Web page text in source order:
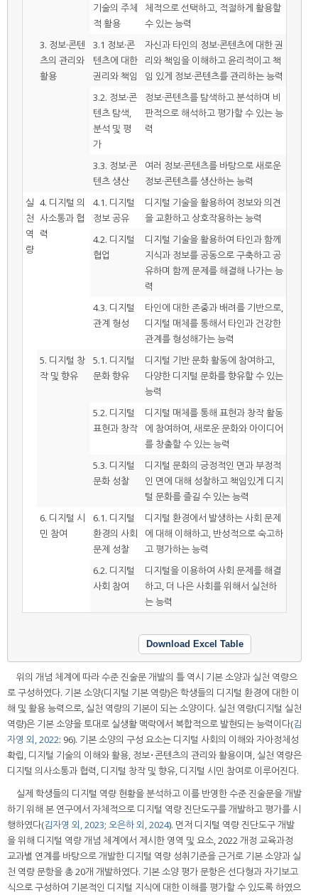
기술의 주체
적 활용
체적으로 선택하고, 적절하게 활용할
수 있는 능력
3. 정보·콘텐
츠의 관리와
활용
3.1 정보·콘
텐츠에 대한
권리와 책임
자신과 타인의 정보·콘텐츠에 대한 권
리와 책임을 이해하고 윤리적이고 책
임 있게 정보·콘텐츠를 관리하는 능력
3.2. 정보·콘
텐츠 탐색,
분석 및 평
가
정보·콘텐츠를 탐색하고 분석하며 비
판적으로 해석하고 평가할 수 있는 능
력
3.3. 정보·콘
텐츠 생산
여러 정보·콘텐츠를 바탕으로 새로운
정보·콘텐츠를 생산하는 능력
실
천
역
량
4. 디지털 의
사소통과 협
력
4.1. 디지털
정보 공유
디지털 기술을 활용하여 정보와 의견
을 교환하고 상호작용하는 능력
4.2. 디지털
협업
디지털 기술을 활용하여 타인과 함께
지식과 정보를 공동으로 구축하고 공
유하며 함께 문제를 해결해 나가는 능
력
4.3. 디지털
관계 형성
타인에 대한 존중과 배려를 기반으로,
디지털 매체를 통해서 타인과 건강한
관계를 형성해가는 능력
5. 디지털 창
작 및 향유
5.1. 디지털
문화 향유
디지털 기반 문화 활동에 참여하고,
다양한 디지털 문화를 향유할 수 있는
능력
5.2. 디지털
표현과 창작
디지털 매체를 통해 표현과 창작 활동
에 참여하여, 새로운 문화와 아이디어
를 창출할 수 있는 능력
5.3. 디지털
문화 성찰
디지털 문화의 긍정적인 면과 부정적
인 면에 대해 성찰하고 책임있게 디지
털 문화를 즐길 수 있는 능력
6. 디지털 시
민 참여
6.1. 디지털
환경의 사회
문제 성찰
디지털 환경에서 발생하는 사회 문제
에 대해 이해하고, 반성적으로 숙고하
고 평가하는 능력
6.2. 디지털
사회 참여
디지털을 이용하여 사회 문제를 해결
하고, 더 나은 사회를 위해서 실천하
는 능력
Download Excel Table
위의 개념 체계에 따라 수준 진술문 개발의 틀 역시 기본 소양과 실천 역량으
로 구성하였다. 기본 소양(디지털 기본 역량)은 학생들의 디지털 환경에 대한 이
해 및 활용 능력으로, 실천 역량의 기본이 되는 소양이다. 실천 역량(디지털 실천
역량)은 기본 소양을 토대로 실생활 맥락에서 복합적으로 발현되는 능력이다(김
자영 외, 2022: 96). 기본 소양의 구성 요소는 디지털 사회의 이해와 자아정체성
확립, 디지털 기술의 이해와 활용, 정보･콘텐츠의 관리와 활용이며, 실천 역량은
디지털 의사소통과 협력, 디지털 창작 및 향유, 디지털 시민 참여로 이루어진다.
실제 학생들의 디지털 역량 현황을 분석하고 이를 반영한 수준 진술문을 개발
하기 위해 본 연구에서 자체적으로 디지털 역량 진단도구를 개발하고 평가를 시
행하였다(김자영 외, 2023; 오은하 외, 2024). 먼저 디지털 역량 진단도구 개발
을 위해 디지털 역량 개념 체계에서 제시한 영역 및 요소, 2022 개정 교육과정
교과별 연계를 바탕으로 개발한 디지털 역량 성취기준을 근거로 기본 소양과 실
천 역량 문항을 총 20개 개발하였다. 기본 소양 평가 문항은 선다형과 자기보고
식으로 구성하여 기본적인 디지털 지식에 대한 이해를 평가할 수 있도록 하였으